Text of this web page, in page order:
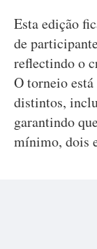
Esta edição
de
reflectindo o
O torneio
distintos,
garantindo
mínimo, dois